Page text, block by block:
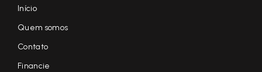
Início
Quem somos
Contato
Financie